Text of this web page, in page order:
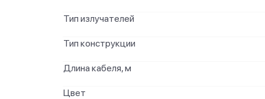
Тип излучателей
Тип конструкции
Длина кабеля, м
Цвет